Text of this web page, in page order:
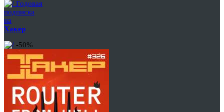
Годовая
подписка
на
Хакер
-50%